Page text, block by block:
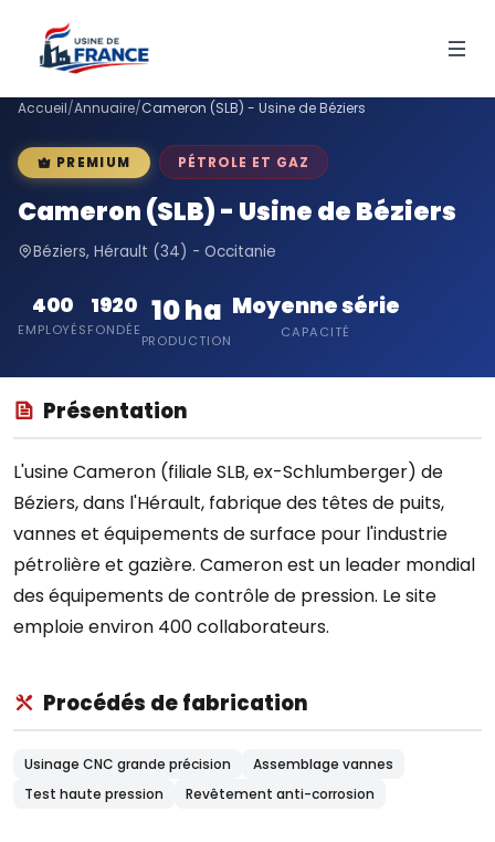
Accueil/Annuaire/Cameron (SLB) - Usine de Béziers
PREMIUM PÉTROLE ET GAZ
Cameron (SLB) - Usine de Béziers
Béziers, Hérault (34) - Occitanie
400
EMPLOYÉS
1920
FONDÉE
10 ha
PRODUCTION
Moyenne série
CAPACITÉ
Présentation
L'usine Cameron (filiale SLB, ex-Schlumberger) de
Béziers, dans l'Hérault, fabrique des têtes de puits,
vannes et équipements de surface pour l'industrie
pétrolière et gazière. Cameron est un leader mondial
des équipements de contrôle de pression. Le site
emploie environ 400 collaborateurs.
Procédés de fabrication
Usinage CNC grande précision
Assemblage vannes
Test haute pression
Revêtement anti-corrosion